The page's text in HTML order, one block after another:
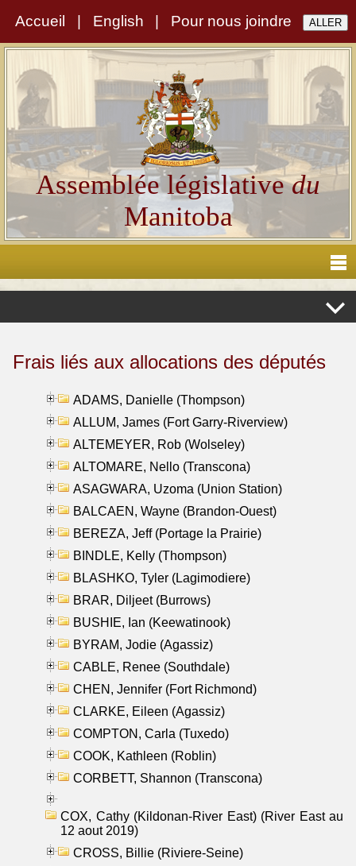
Accueil English Pour nous joindre
Assemblée législativedu
Manitoba
Frais liés aux allocations des députés
ADAMS, Danielle (Thompson)
ALLUM, James (Fort Garry-Riverview)
ALTEMEYER, Rob (Wolseley)
ALTOMARE, Nello (Transcona)
ASAGWARA, Uzoma (Union Station)
BALCAEN, Wayne (Brandon-Ouest)
BEREZA, Jeff (Portage la Prairie)
BINDLE, Kelly (Thompson)
BLASHKO, Tyler (Lagimodiere)
BRAR, Diljeet (Burrows)
BUSHIE, Ian (Keewatinook)
BYRAM, Jodie (Agassiz)
CABLE, Renee (Southdale)
CHEN, Jennifer (Fort Richmond)
CLARKE, Eileen (Agassiz)
COMPTON, Carla (Tuxedo)
COOK, Kathleen (Roblin)
CORBETT, Shannon (Transcona)
COX, Cathy (Kildonan-River East) (River East au
12 aout 2019)
CROSS, Billie (Riviere-Seine)